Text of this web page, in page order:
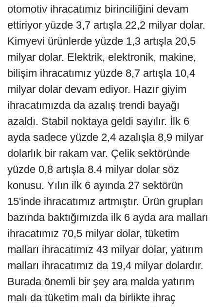
otomotiv ihracatımız birinciliğini devam
ettiriyor yüzde 3,7 artışla 22,2 milyar dolar.
Kimyevi ürünlerde yüzde 1,3 artışla 20,5
milyar dolar. Elektrik, elektronik, makine,
bilişim ihracatımız yüzde 8,7 artışla 10,4
milyar dolar devam ediyor. Hazır giyim
ihracatımızda da azalış trendi bayağı
azaldı. Stabil noktaya geldi sayılır. İlk 6
ayda sadece yüzde 2,4 azalışla 8,9 milyar
dolarlık bir rakam var. Çelik sektöründe
yüzde 0,8 artışla 8.4 milyar dolar söz
konusu. Yılın ilk 6 ayında 27 sektörün
15'inde ihracatımız artmıştır. Ürün grupları
bazında baktığımızda ilk 6 ayda ara malları
ihracatımız 70,5 milyar dolar, tüketim
malları ihracatımız 43 milyar dolar, yatırım
malları ihracatımız da 19,4 milyar dolardır.
Burada önemli bir şey ara malda yatırım
malı da tüketim malı da birlikte ihraç